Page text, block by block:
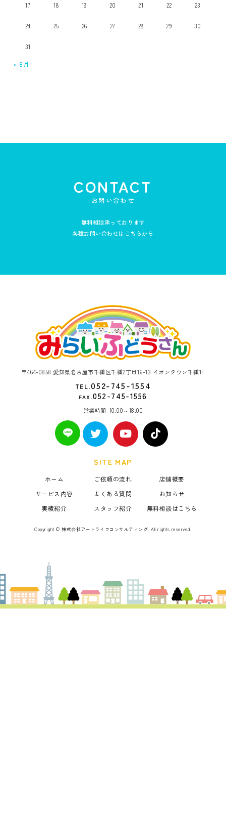
17 18 19 20 21 22 23
24 25 26 27 28 29 30
31
« 8月
CONTACT
お問い合わせ
無料相談承っております
各種お問い合わせはこちらから
〒464-0858 愛知県名古屋市千種区千種2丁目16-13 イオンタウン千種1F
TEL.052-745-1554
FAX.052-745-1556
営業時間 10:00～18:00
SITE MAP
ホーム
サービス内容
実績紹介
ご依頼の流れ
よくある質問
スタッフ紹介
店舗概要
お知らせ
無料相談はこちら
Copyright © 株式会社アートライフコンサルティング. All rights reserved.